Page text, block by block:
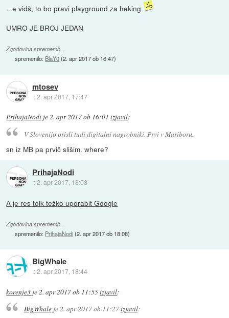
...e vidš, to bo pravi playground za heking
UMRO JE BROJ JEDAN
Zgodovina sprememb…
spremenilo: BlaY0(2. apr 2017 ob 16:47)
mtosev
::2. apr 2017, 17:47
PrihajaNodi je2. apr 2017 ob 16:01 izjavil:
V Slovenijo prisli tudi digitalni nagrobniki. Prvi v Mariboru.
sn iz MB pa prvič slišim. where?
PrihajaNodi
::2. apr 2017, 18:08
A je res tolk težko uporabit Google
Zgodovina sprememb…
spremenilo: PrihajaNodi(2. apr 2017 ob 18:08)
BigWhale
::2. apr 2017, 18:44
korenje3 je2. apr 2017 ob 11:55izjavil:
BigWhaleje2. apr 2017 ob 11:27izjavil: